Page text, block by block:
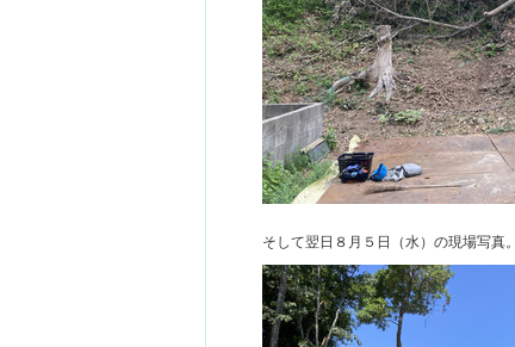
そして翌日８月５日（水）の現場写真。